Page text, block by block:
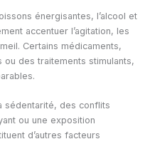
énergisantes, l’alcool et
accentuer l’agitation, les
Certains médicaments,
ou des traitements stimulants,
sédentarité, des conflits
ou une exposition
d’autres facteurs